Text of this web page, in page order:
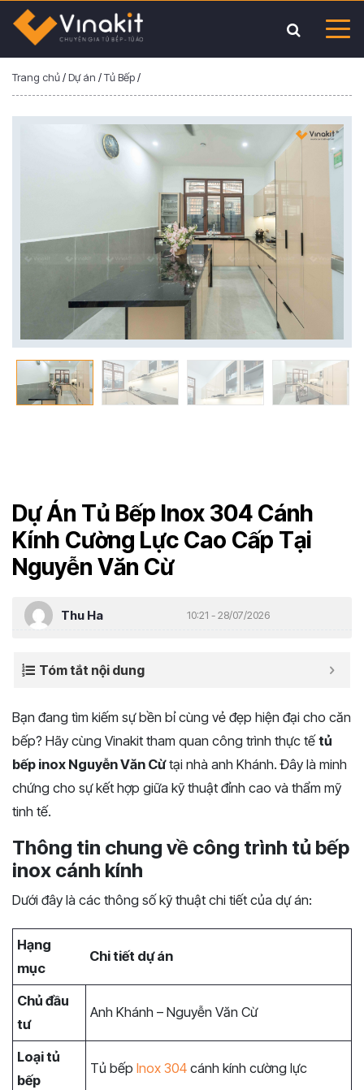
Trang chủ/Dự án /Tủ Bếp/
Dự Án Tủ Bếp Inox 304 Cánh
Kính Cường Lực Cao Cấp Tại
Nguyễn Văn Cừ
Thu Ha 10:21 - 28/07/2026
Tóm tắt nội dung
Bạn đang tìm kiếm sự bền bỉ cùng vẻ đẹp hiện đại cho căn
bếp? Hãy cùng Vinakit tham quan công trình thực tế tủ
bếp inox Nguyễn Văn Cừtại nhà anh Khánh. Đây là minh
chứng cho sự kết hợp giữa kỹ thuật đỉnh cao và thẩm mỹ
tinh tế.
Thông tin chung về công trình tủ bếp
inox cánh kính
Dưới đây là các thông số kỹ thuật chi tiết của dự án:
Hạng
mục
Chi tiết dự án
Chủ đầu
tư
Anh Khánh – Nguyễn Văn Cừ
Loại tủ
bếp
Tủ bếp Inox 304 cánh kính cường lực